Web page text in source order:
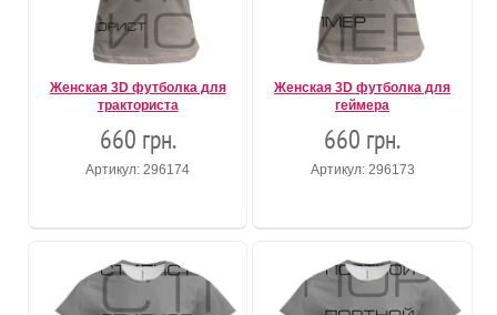
Женская 3D футболка для
тракториста
660 грн.
Артикул: 296174
Женская 3D футболка для
геймера
660 грн.
Артикул: 296173